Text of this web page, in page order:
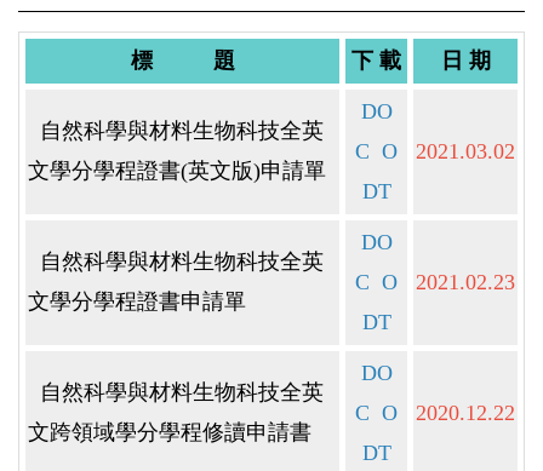
標 題 下 載 日 期
自然科學與材料生物科技全英
文學分學程證書(英文版)申請單
DO
C O
DT
2021.03.02
自然科學與材料生物科技全英
文學分學程證書申請單
DO
C O
DT
2021.02.23
自然科學與材料生物科技全英
文跨領域學分學程修讀申請書
DO
C O
DT
2020.12.22